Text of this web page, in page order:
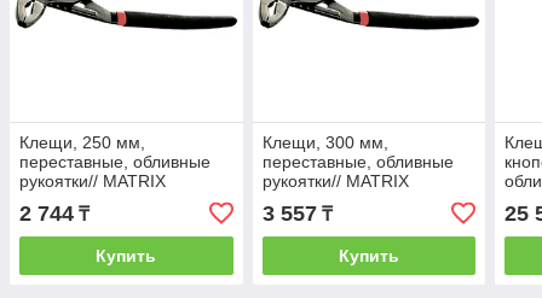
Клещи, 250 мм,
переставные, обливные
рукоятки// MATRIX
2 744 ₸
Купить
Клещи, 300 мм,
переставные, обливные
рукоятки// MATRIX
3 557₸
Купить
25